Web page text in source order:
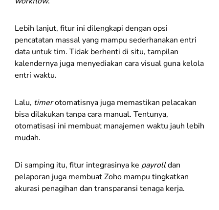
Lebih lanjut, fitur ini dilengkapi dengan opsi
pencatatan massal yang mampu sederhanakan entri
data untuk tim. Tidak berhenti di situ, tampilan
kalendernya juga menyediakan cara visual guna kelola
entri waktu.
Lalu, timerotomatisnya juga memastikan pelacakan
bisa dilakukan tanpa cara manual. Tentunya,
otomatisasi ini membuat manajemen waktu jauh lebih
mudah.
Di samping itu, fitur integrasinya ke payrolldan
pelaporan juga membuat Zoho mampu tingkatkan
akurasi penagihan dan transparansi tenaga kerja.